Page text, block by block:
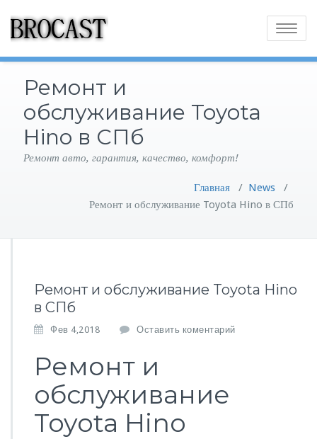
Toggle
Ремонт и
обслуживание Toyota
Hino в СПб
Ремонт авто, гарантия, качество, комфорт!
Главная / News /
Ремонт и обслуживание Toyota Hino в СПб
Ремонт и обслуживание Toyota Hino
в СПб
Фев 4,2018 Оставить коментарий
Ремонт и
обслуживание
Toyota Hino